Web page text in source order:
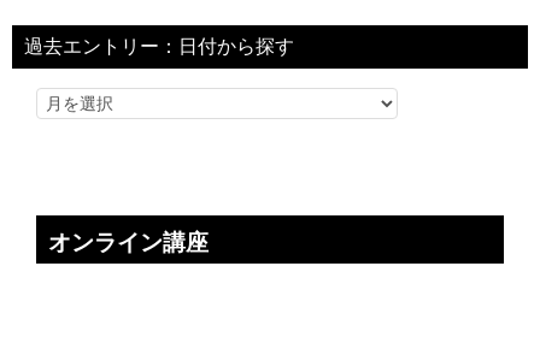
過去エントリー：日付から探す
オンライン講座